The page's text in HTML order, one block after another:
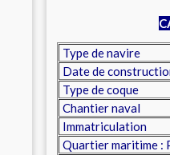
Type de navire
Date de
Type de coque
Chantier naval
Immatriculation
Quartier maritime :